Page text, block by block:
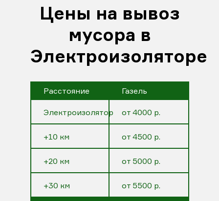
Цены на вывоз
мусора в
Электроизоляторе
Расстояние
Электроизолятор
+10 км
+20 км
+30 км
Газель
от 4000 р.
от 4500 р.
от 5000 р.
от 5500 р.